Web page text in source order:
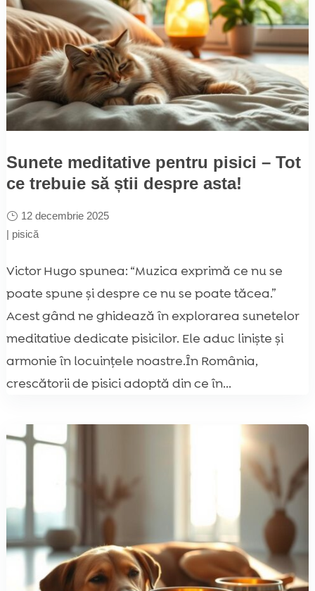
Sunete meditative pentru pisici – Tot
ce trebuie să știi despre asta!
12 decembrie 2025
| pisică
Victor Hugo spunea: “Muzica exprimă ce nu se
poate spune și despre ce nu se poate tăcea.”
Acest gând ne ghidează în explorarea sunetelor
meditative dedicate pisicilor. Ele aduc liniște și
armonie în locuințele noastre.În România,
crescătorii de pisici adoptă din ce în...